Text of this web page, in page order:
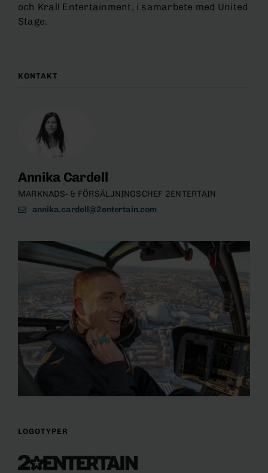
och Krall Entertainment, i samarbete med United
Stage.
KONTAKT
Annika Cardell
MARKNADS- & FÖRSÄLJNINGSCHEF 2ENTERTAIN
annika.cardell@2entertain.com
LOGOTYPER